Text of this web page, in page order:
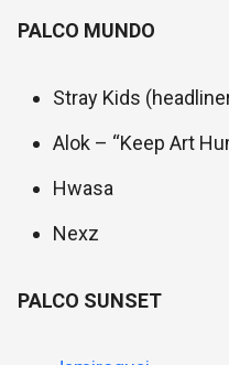
PALCO MUNDO
Stray Kids
Alok – “Keep Art
Hwasa
Nexz
PALCO SUNSET